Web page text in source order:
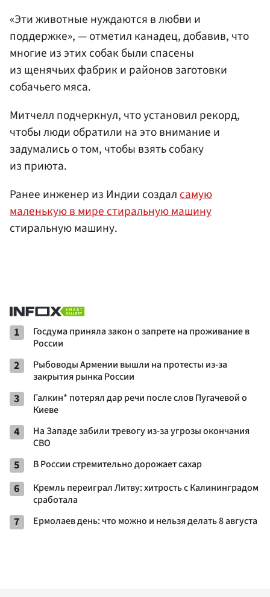
«Эти животные нуждаются в любви и
поддержке», — отметил канадец, добавив, что
многие из этих собак были спасены
из щенячьих фабрик и районов заготовки
собачьего мяса.
Митчелл подчеркнул, что установил рекорд,
чтобы люди обратили на это внимание и
задумались о том, чтобы взять собаку
из приюта.
Ранее инженер из Индии создалсамую
маленькую в мире стиральную машину
стиральную машину.
1
Госдума приняла закон о запрете на проживание в
России
2
Рыбоводы Армении вышли на протесты из-за
закрытия рынка России
3
Галкин* потерял дар речи после слов Пугачевой о
Киеве
4
На Западе забили тревогу из-за угрозы окончания
СВО
5 В России стремительно дорожает сахар
6
Кремль переиграл Литву: хитрость с Калининградом
сработала
7 Ермолаев день: что можно и нельзя делать 8 августа